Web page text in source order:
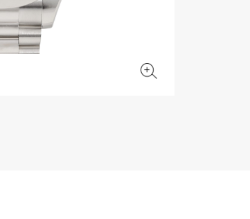
TABLE CLOCK
置き時計
オリジナルジュエリー一覧へ